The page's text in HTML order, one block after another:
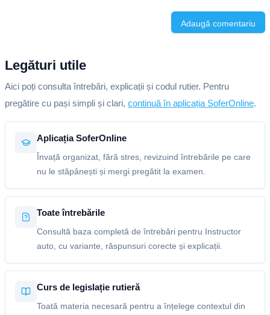
Adaugă comentariu
Legături utile
Aici poți consulta întrebări, explicații și codul rutier. Pentru
pregătire cu pași simpli și clari, continuă în aplicația SoferOnline.
Aplicația SoferOnline
Învață organizat, fără stres, revizuind întrebările pe care
nu le stăpânești și mergi pregătit la examen.
Toate întrebările
Consultă baza completă de întrebări pentru Instructor
auto, cu variante, răspunsuri corecte și explicații.
Curs de legislație rutieră
Toată materia necesară pentru a înțelege contextul din